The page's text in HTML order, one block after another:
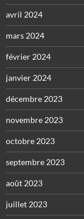
avril 2024
mars 2024
février 2024
janvier 2024
décembre 2023
novembre 2023
octobre 2023
septembre 2023
août 2023
juillet 2023